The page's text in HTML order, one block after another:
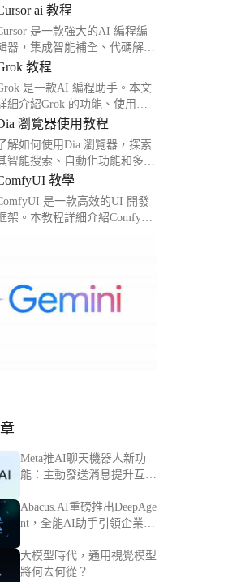
化你的第二個數字身份。
ai 教程
是一款強大的AI 編程編
器，集成智能補全、代碼解釋
調試功能。本文詳解Cursor 的
核心功能與使用方法。
教程
是一款AI 編程助手。本文
細介紹Grok 的功能、使用方
及實用技巧，助你提升編程效
。
瀏覽器使用教程
了解如何使用Dia 瀏覽器，探索
智能搜索、自動化功能和多任
整合，讓你的上網體驗更加高
教學
是一款高效的UI 開發
架。本教程詳細介紹ComfyUI
Meta推AI聊天機器人新功
能：主動發送消息提升互動
Abacus.AI重磅推出DeepAge
nt，全能AI助手引領企業智
大模型時代，通用視覺模型
將何去何從？